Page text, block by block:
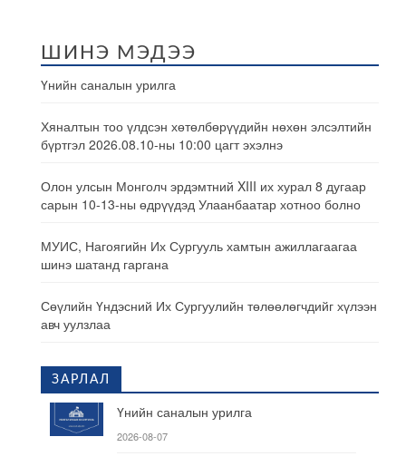
ШИНЭ МЭДЭЭ
Үнийн саналын урилга
Хяналтын тоо үлдсэн хөтөлбөрүүдийн нөхөн элсэлтийн
бүртгэл 2026.08.10-ны 10:00 цагт эхэлнэ
Олон улсын Монголч эрдэмтний XIII их хурал 8 дугаар
сарын 10-13-ны өдрүүдэд Улаанбаатар хотноо болно
МУИС, Нагоягийн Их Сургууль хамтын ажиллагаагаа
шинэ шатанд гаргана
Сөүлийн Үндэсний Их Сургуулийн төлөөлөгчдийг хүлээн
авч уулзлаа
ЗАРЛАЛ
Үнийн саналын урилга
2026-08-07